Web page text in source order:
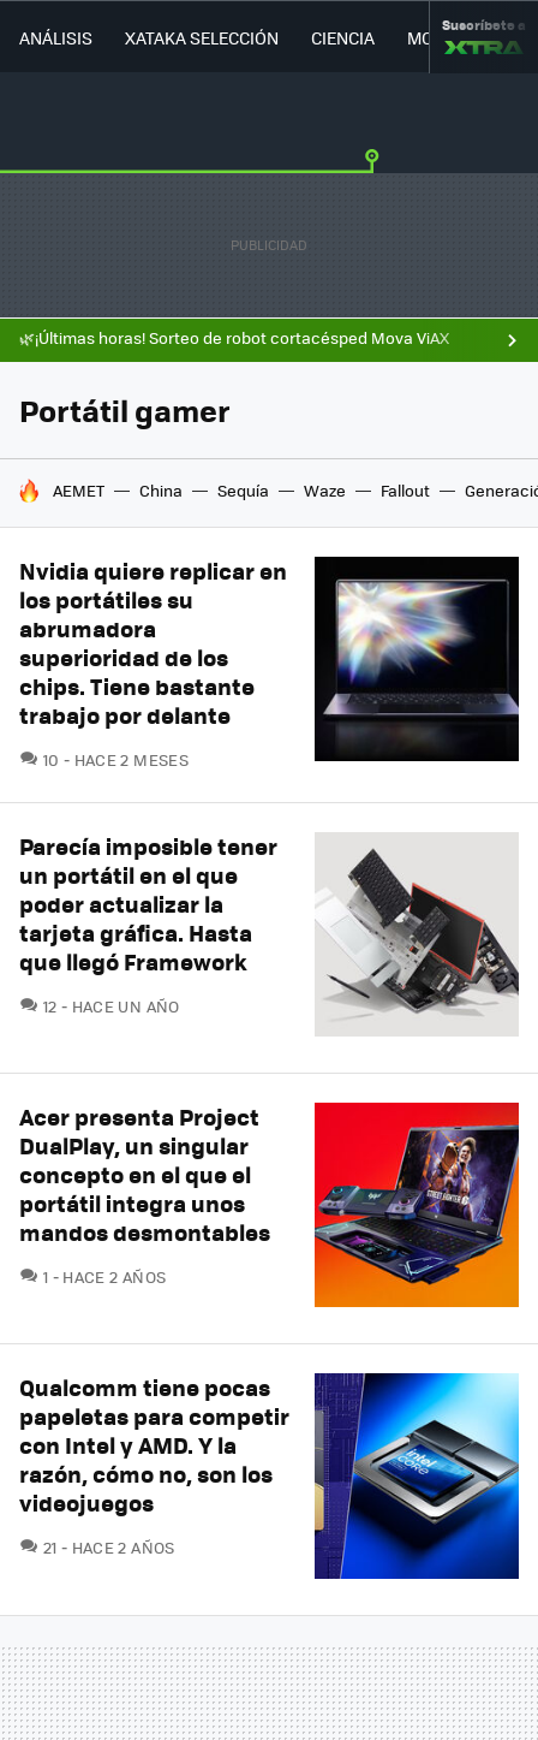
ANÁLISIS XATAKA SELECCIÓN CIENCIA MOVILIDAD
Suscríbete a
🌿¡Últimas horas! Sorteo de robot cortacésped Mova ViAX
Portátil gamer
HOY SE HABLA DE
AEMET China Sequía Waze Fallout
Nvidia quiere replicar en
los portátiles su
abrumadora
superioridad de los
chips. Tiene bastante
trabajo por delante
10 COMENTARIOS
HACE 2 MESES
Parecía imposible tener
un portátil en el que
poder actualizar la
tarjeta gráfica. Hasta
que llegó Framework
12 COMENTARIOS
HACE UN AÑO
Acer presenta Project
DualPlay, un singular
concepto en el que el
portátil integra unos
mandos desmontables
1 COMENTARIOS
HACE 2 AÑOS
Qualcomm tiene pocas
papeletas para competir
con Intel y AMD. Y la
razón, cómo no, son los
videojuegos
21 COMENTARIOS
HACE 2 AÑOS